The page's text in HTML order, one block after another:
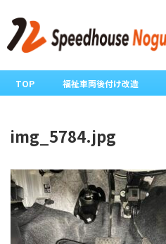
TOP 福祉車両後付け改造
img_5784.jpg